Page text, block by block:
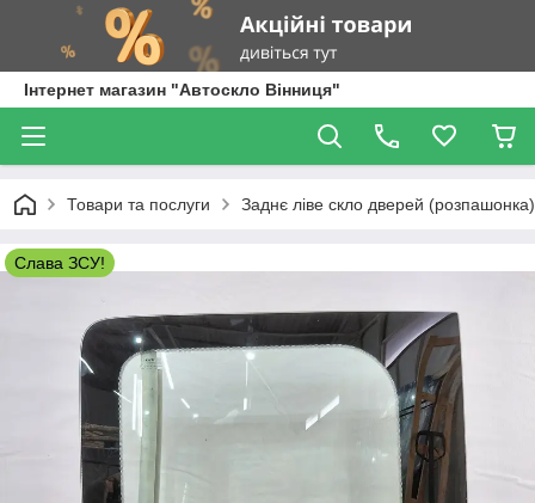
Інтернет магазин "Автоскло Вінниця"
Товари та послуги Заднє ліве скло дверей
Слава ЗСУ!